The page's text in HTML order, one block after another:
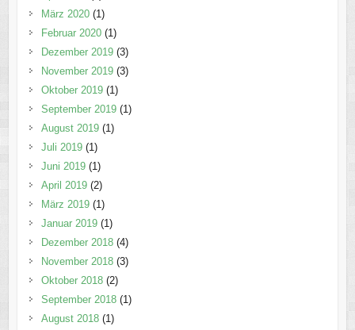
März 2020(1)
Februar 2020(1)
Dezember 2019(3)
November 2019(3)
Oktober 2019(1)
September 2019(1)
August 2019(1)
Juli 2019(1)
Juni 2019(1)
April 2019(2)
März 2019(1)
Januar 2019(1)
Dezember 2018(4)
November 2018(3)
Oktober 2018(2)
September 2018(1)
August 2018(1)